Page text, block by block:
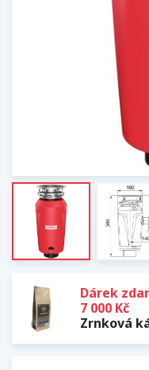
Dárek
7 000 Kč
Zrnková